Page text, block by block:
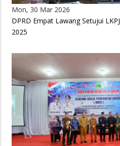
Mon, 30 Mar 2026
DPRD Empat Lawang Setujui
2025